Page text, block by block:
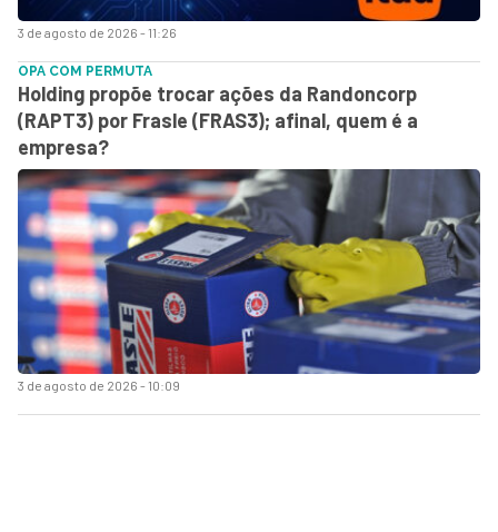
3 de agosto de 2026 - 11:26
3 de agosto de 2026 - 10:09
OPA COM PERMUTA
Holding propõe trocar ações da Randoncorp
(RAPT3) por Frasle (FRAS3); afinal, quem é a
empresa?